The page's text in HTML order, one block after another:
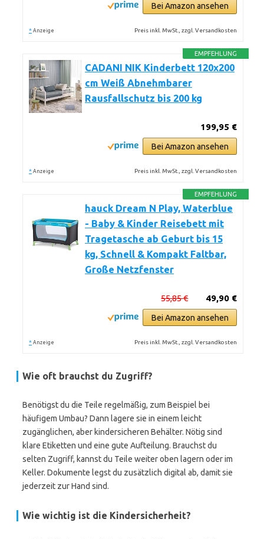
Bei Amazon ansehen
* Anzeige Preis inkl. MwSt., zzgl. Versandkosten
EMPFEHLUNG
CADANI NIK Kinderbett 120x200
cm Weiß Abnehmbarer
Rausfallschutz bis 200 kg
199,95 €
Bei Amazon ansehen
* Anzeige Preis inkl. MwSt., zzgl. Versandkosten
EMPFEHLUNG
hauck Dream N Play, Waterblue
- Baby & Kinder Reisebett mit
Tragetasche ab Geburt bis 15
kg, Schnell & Kompakt Faltbar,
Große Netzfenster
49,90 €
55,85 €
Bei Amazon ansehen
* Anzeige Preis inkl. MwSt., zzgl. Versandkosten
Wie oft brauchst du Zugriff?
Benötigst du die Teile regelmäßig, zum Beispiel bei
häufigem Umbau? Dann lagere sie in einem leicht
zugänglichen, aber kindersicheren Behälter. Nötig sind
klare Etiketten und eine gute Aufteilung. Brauchst du
selten Zugriff, kannst du Teile weiter oben lagern oder im
Keller. Dokumente legst du zusätzlich digital ab, damit sie
jederzeit zur Hand sind.
Wie wichtig ist die Kindersicherheit?